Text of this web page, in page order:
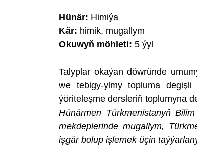
Hünär: Himiýa
Kär: himik, mugallym
Okuwyň möhleti: 5 ýyl
Talyplar okaýan döwründe
we tebigy-ylmy topluma
ýöriteleşme dersleriň toplumyna
Hünärmen Türkmenistanyň
mekdeplerinde mugallym,
işgär bolup işlemek üçin